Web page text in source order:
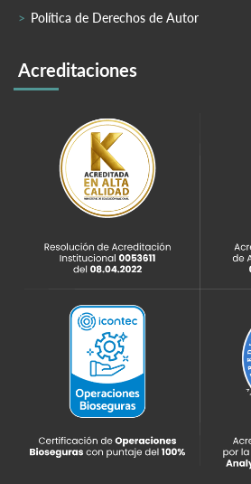
Política de Derechos de Autor
Acreditaciones